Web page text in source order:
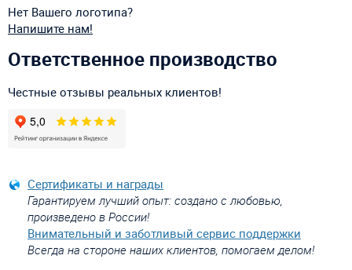
Нет Вашего логотипа?
Напишите нам!
Ответственное производство
Честные отзывы реальных клиентов!
Сертификаты и награды
Гарантируем лучший опыт: создано с любовью,
произведено в России!
Внимательный и заботливый сервис поддержки
Всегда на стороне наших клиентов, помогаем делом!